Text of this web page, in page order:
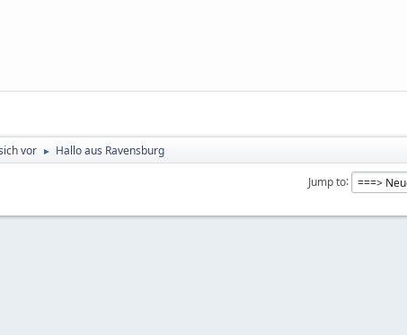
vor ► Hallo aus Ravensburg
Jump to